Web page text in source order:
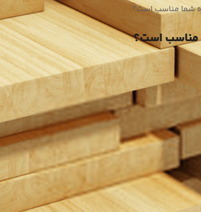
شما مناسب است؟
مناسب است؟